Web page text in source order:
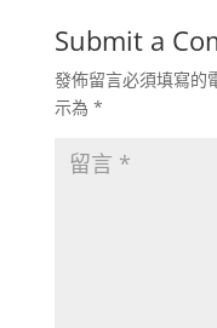
Submit a
發佈留言必須填寫的
示為 *